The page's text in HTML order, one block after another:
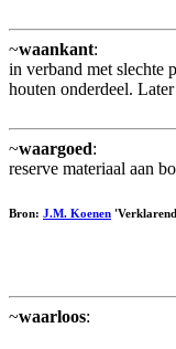
~waankant:
in verband met slechte
houten onderdeel.
~waargoed:
reserve materiaal aan
Bron: J.M. Koenen
~waarloos: